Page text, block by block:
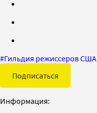
#Гильдия режиссеров США
Подписаться
Информация: